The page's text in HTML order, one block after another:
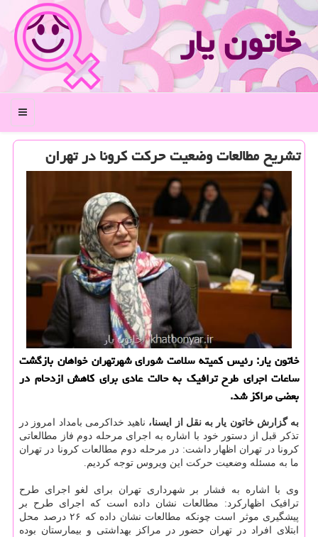
خاتون یار
منو
تشریح مطالعات وضعیت حركت كرونا در تهران
خاتون یار: رئیس كمیته سلامت شورای شهرتهران خواهان بازگشت
ساعات اجرای طرح ترافیك به حالت عادی برای كاهش ازدحام در
بعضی مراكز شد.
به گزارش خاتون یار به نقل از ایسنا، ناهید خداکرمی بامداد امروز در
تذکر قبل از دستور خود با اشاره به اجرای مرحله دوم فاز مطالعاتی
کرونا در تهران اظهار داشت: در مرحله دوم مطالعات کرونا در تهران
ما به مسئله وضعیت حرکت این ویروس توجه کردیم.
وی با اشاره به فشار بر شهرداری تهران برای لغو اجرای طرح
ترافیک اظهارکرد: مطالعات نشان داده است که اجرای طرح بر
پیشگیری موثر است چونکه مطالعات نشان داده که ۲۶ درصد محل
ابتلای افراد در تهران حضور در مراکز بهداشتی و بیمارستان بوده